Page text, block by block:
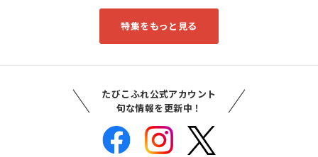
特集をもっと見る
たびこふれ公式アカウント
旬な情報を更新中！